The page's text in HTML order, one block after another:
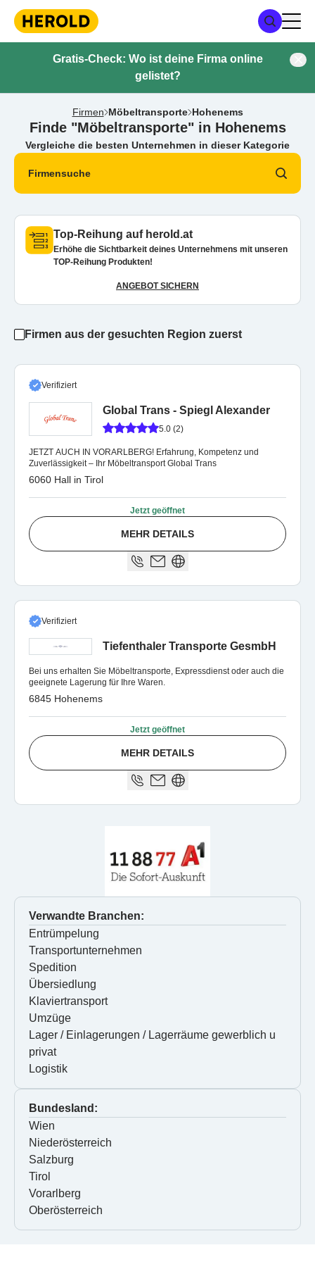
Gratis-Check: Wo ist deine Firma online
gelistet?
Firmen Möbeltransporte Hohenems
Finde "Möbeltransporte" in Hohenems
Vergleiche die besten Unternehmen in dieser Kategorie
Firmensuche
Top-Reihung auf herold.at
Erhöhe die Sichtbarkeit deines Unternehmens mit unseren
TOP-Reihung Produkten!
ANGEBOT SICHERN
Firmen aus der gesuchten Region zuerst
Verifiziert
Global Trans - Spiegl Alexander
5.0 (2)
JETZT AUCH IN VORARLBERG! Erfahrung, Kompetenz und
Zuverlässigkeit – Ihr Möbeltransport Global Trans
6060 Hall in Tirol
Jetzt geöffnet
MEHR DETAILS
Verifiziert
Tiefenthaler Transporte GesmbH
Bei uns erhalten Sie Möbeltransporte, Expressdienst oder auch die
geeignete Lagerung für Ihre Waren.
6845 Hohenems
Jetzt geöffnet
MEHR DETAILS
Verwandte Branchen:
Entrümpelung
Transportunternehmen
Spedition
Übersiedlung
Klaviertransport
Umzüge
Lager / Einlagerungen / Lagerräume gewerblich u
privat
Logistik
Bundesland:
Wien
Niederösterreich
Salzburg
Tirol
Vorarlberg
Oberösterreich